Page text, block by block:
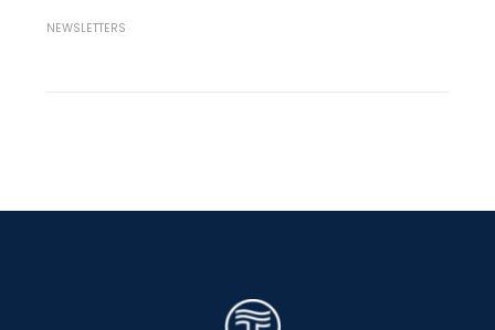
NEWSLETTERS